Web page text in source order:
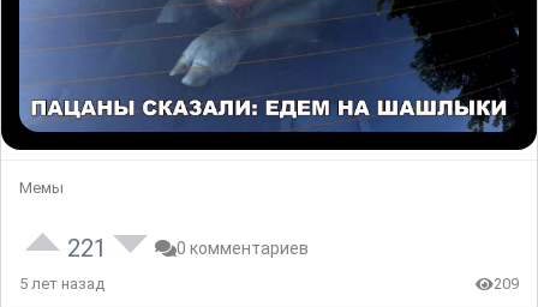
Мемы
221 0 комментариев
5 лет назад 209